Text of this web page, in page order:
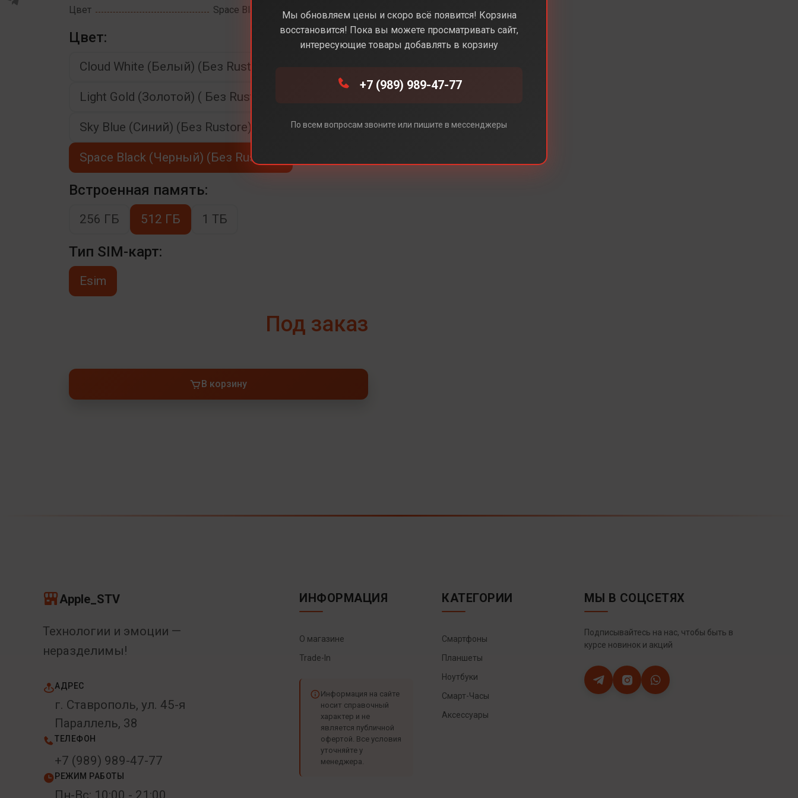
Цвет Space Black (Черный) (Без Rustore)
Цвет:
Cloud White (Белый) (Без Rustore)
Light Gold (Золотой) ( Без Rustore)
Sky Blue (Синий) (Без Rustore)
Space Black (Черный) (Без Rustore)
Встроенная память:
256 ГБ 512 ГБ 1 ТБ
Тип SIM-карт:
Esim
Под заказ
В корзину
Apple_STV
Технологии и эмоции —
неразделимы!
АДРЕС
г. Ставрополь, ул. 45-я
Параллель, 38
ТЕЛЕФОН
+7 (989) 989-47-77
РЕЖИМ РАБОТЫ
Пн-Вс: 10:00 - 21:00
ИНФОРМАЦИЯ
О магазине
Trade-In
Информация на сайте
носит справочный
характер и не
является публичной
офертой. Все условия
уточняйте у
менеджера.
КАТЕГОРИИ
Смартфоны
Планшеты
Ноутбуки
Смарт-Часы
Аксессуары
МЫ В СОЦСЕТЯХ
Подписывайтесь на нас, чтобы быть в
курсе новинок и акций
Мы обновляем цены и скоро всё появится! Корзина
восстановится! Пока вы можете просматривать сайт,
интересующие товары добавлять в корзину
+7 (989) 989-47-77
По всем вопросам звоните или пишите в мессенджеры